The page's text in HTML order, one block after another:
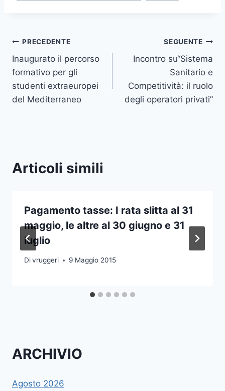
Navigazione
articoli
PRECEDENTE
Inaugurato il percorso
formativo per gli
studenti extraeuropei
del Mediterraneo
SEGUENTE
Incontro su“Sistema
Sanitario e
Competitività: il ruolo
degli operatori privati”
Articoli simili
Pagamento tasse: I rata slitta al 31
maggio, le altre al 30 giugno e 31
luglio
Divruggeri 9 Maggio 2015
ARCHIVIO
Agosto 2026